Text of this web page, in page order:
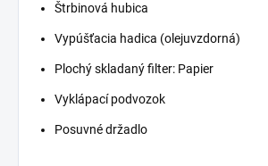
Štrbinová hubica
Vypúšťacia hadica (olejuvzdorná)
Plochý skladaný filter: Papier
Vyklápací podvozok
Posuvné držadlo